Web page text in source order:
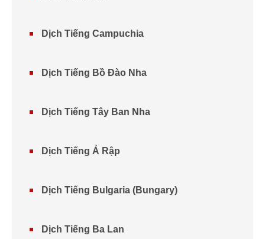
Dịch Tiếng Campuchia
Dịch Tiếng Bồ Đào Nha
Dịch Tiếng Tây Ban Nha
Dịch Tiếng Ả Rập
Dịch Tiếng Bulgaria (Bungary)
Dịch Tiếng Ba Lan